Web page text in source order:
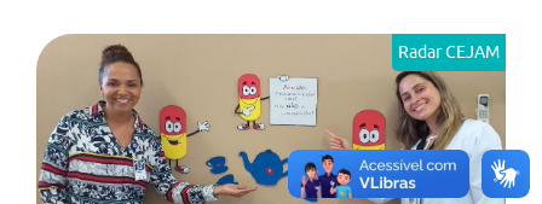
Radar CEJAM